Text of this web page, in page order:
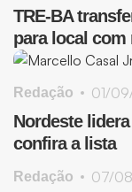
TRE-BA
para local
Nordeste
confira a lista
Redação 01/
Redação 07/